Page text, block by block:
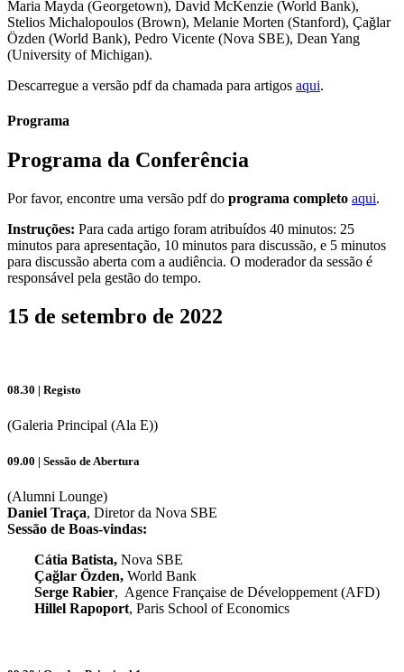
Maria Mayda (Georgetown), David McKenzie (World Bank),
Stelios Michalopoulos (Brown), Melanie Morten (Stanford), Çağlar
Özden (World Bank), Pedro Vicente (Nova SBE), Dean Yang
(University of Michigan).
Descarregue a versão pdf da chamada para artigos aqui.
Programa
Programa da Conferência
Por favor, encontre uma versão pdf do programa completo aqui.
Instruções: Para cada artigo foram atribuídos 40 minutos: 25
minutos para apresentação, 10 minutos para discussão, e 5 minutos
para discussão aberta com a audiência. O moderador da sessão é
responsável pela gestão do tempo.
15 de setembro de 2022
08.30 | Registo
(Galeria Principal (Ala E))
09.00 | Sessão de Abertura
(Alumni Lounge)
Daniel Traça, Diretor da Nova SBE
Sessão de Boas-vindas:
Cátia Batista, Nova SBE
Çağlar Özden, World Bank
Serge Rabier, Agence Française de Développement (AFD)
Hillel Rapoport, Paris School of Economics